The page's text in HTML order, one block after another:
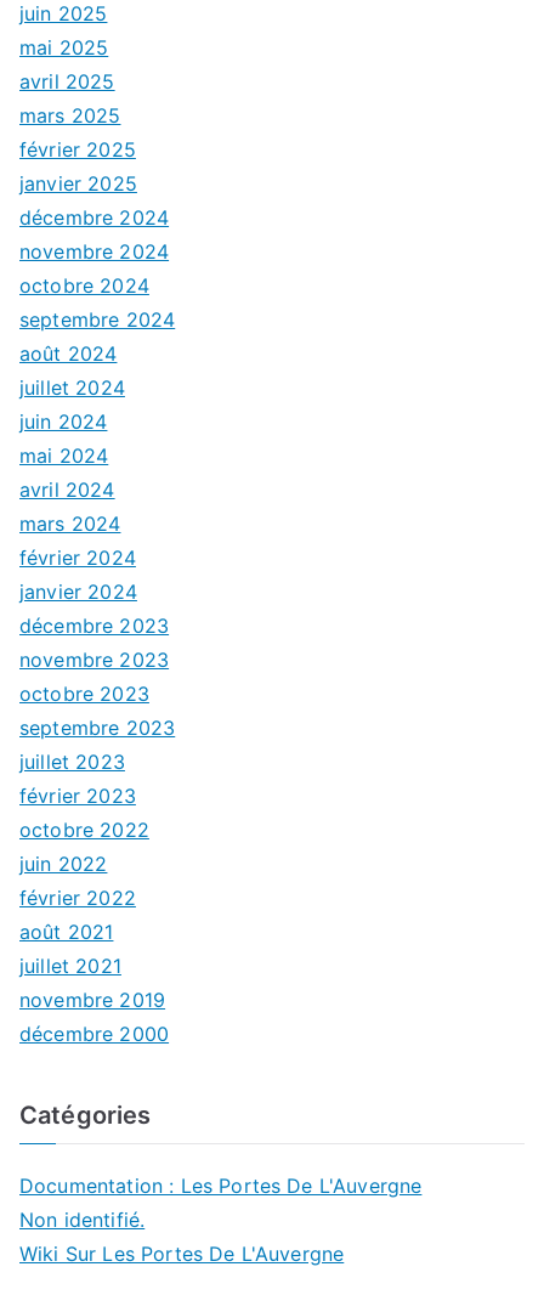
juin 2025
mai 2025
avril 2025
mars 2025
février 2025
janvier 2025
décembre 2024
novembre 2024
octobre 2024
septembre 2024
août 2024
juillet 2024
juin 2024
mai 2024
avril 2024
mars 2024
février 2024
janvier 2024
décembre 2023
novembre 2023
octobre 2023
septembre 2023
juillet 2023
février 2023
octobre 2022
juin 2022
février 2022
août 2021
juillet 2021
novembre 2019
décembre 2000
Catégories
Documentation : Les Portes De L'Auvergne
Non identifié.
Wiki Sur Les Portes De L'Auvergne